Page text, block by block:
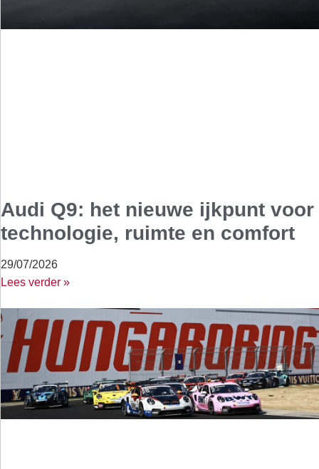
Audi Q9: het nieuwe ijkpunt voor
technologie, ruimte en comfort
29/07/2026
Lees verder »